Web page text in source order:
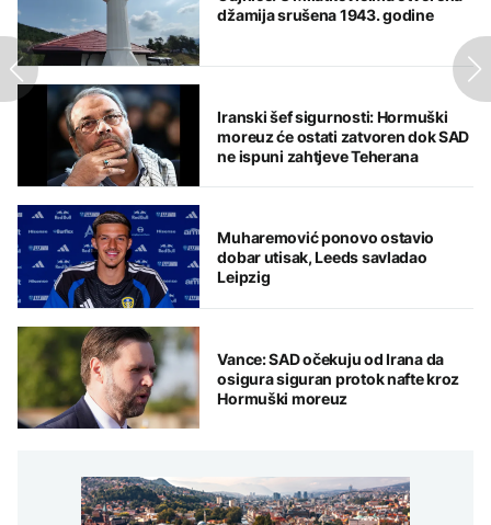
džamija srušena 1943. godine
Iranski šef sigurnosti: Hormuški
moreuz će ostati zatvoren dok SAD
ne ispuni zahtjeve Teherana
Muharemović ponovo ostavio
dobar utisak, Leeds savladao
Leipzig
Vance: SAD očekuju od Irana da
osigura siguran protok nafte kroz
Hormuški moreuz